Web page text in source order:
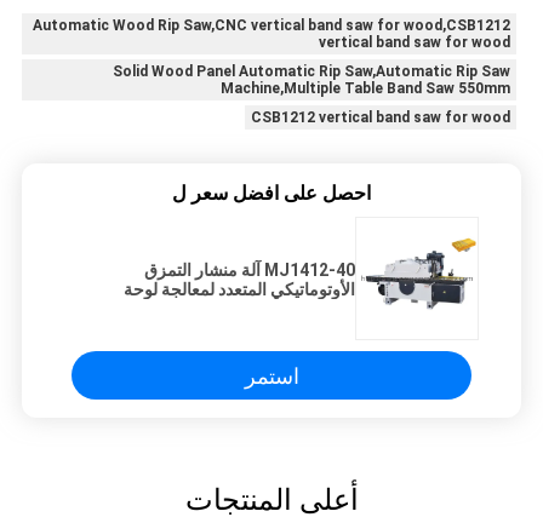
Automatic Wood Rip Saw,CNC vertical band saw for wood,CSB1212
vertical band saw for wood
Solid Wood Panel Automatic Rip Saw,Automatic Rip Saw
Machine,Multiple Table Band Saw 550mm
CSB1212 vertical band saw for wood
احصل على افضل سعر ل
MJ1412-40 آلة منشار التمزق
الأوتوماتيكي المتعدد لمعالجة لوحة
استمر
أعلى المنتجات